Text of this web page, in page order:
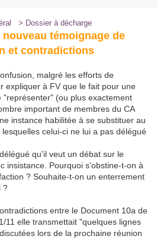
> Dossier à décharge
nouveau témoignage de
et contradictions
malgré les efforts de
expliquer à FV que le fait pour une
"représenter" (ou plus exactement
important de membres du CA
instance habilitée à se substituer au
celui-ci ne lui a pas délégué
qu'il veut un débat sur le
insistance. Pourquoi s'obstine-t-on à
? Souhaite-t-on un enterrement
?
entre le Document 10a de
11 elle transmettait "quelques lignes
lors de la prochaine réunion